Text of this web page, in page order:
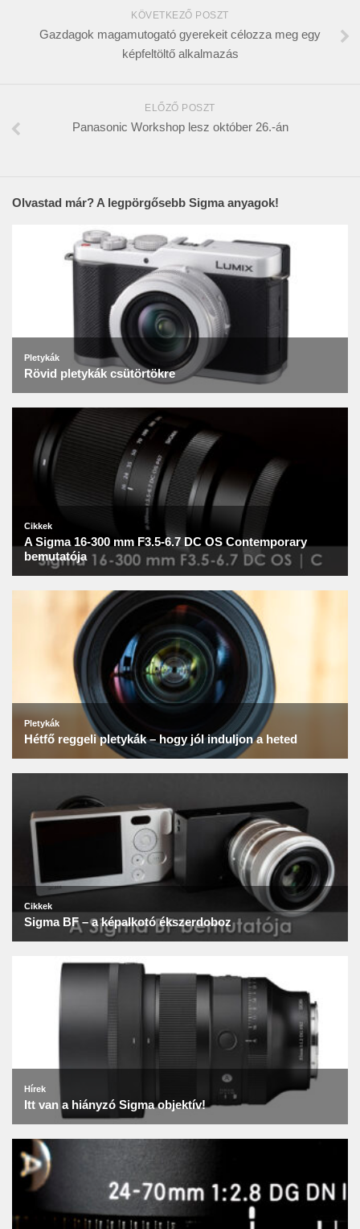
KÖVETKEZŐ POSZT
Gazdagok magamutogató gyerekeit célozza meg egy
képfeltöltő alkalmazás
ELŐZŐ POSZT
Panasonic Workshop lesz október 26.-án
Olvastad már? A legpörgősebb Sigma anyagok!